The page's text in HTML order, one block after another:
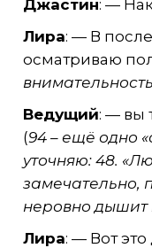
Джастин: —
Лира: — В
осматриваю
внимательность
Ведущий: — вы
(94 – ещё одно
уточняю: 48.
замечательно,
неровно дышит
Лира: — Вот